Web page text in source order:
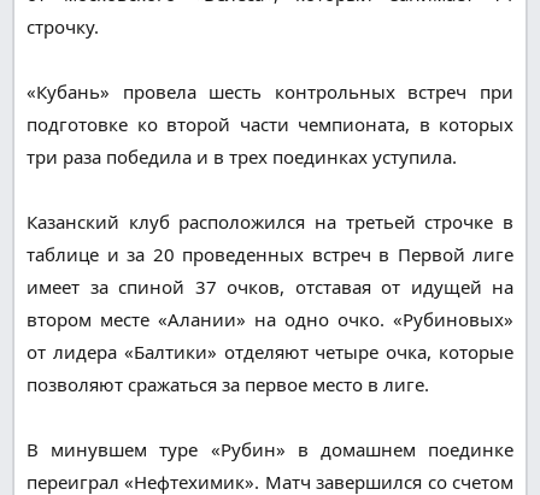
строчку.
«Кубань» провела шесть контрольных встреч при
подготовке ко второй части чемпионата, в которых
три раза победила и в трех поединках уступила.
Казанский клуб расположился на третьей строчке в
таблице и за 20 проведенных встреч в Первой лиге
имеет за спиной 37 очков, отставая от идущей на
втором месте «Алании» на одно очко. «Рубиновых»
от лидера «Балтики» отделяют четыре очка, которые
позволяют сражаться за первое место в лиге.
В минувшем туре «Рубин» в домашнем поединке
переиграл «Нефтехимик». Матч завершился со счетом